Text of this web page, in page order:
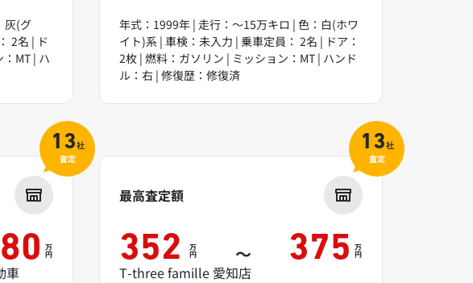
灰(グ
2名 | ド
MT | ハ
年式：1999年 | 走行：～15万キロ | 色：白(ホワ
イト)系 | 車検：未入力 | 乗車定員： 2名 | ドア：
2枚 | 燃料：ガソリン | ミッション：MT | ハンド
ル：右 | 修復歴：修復済
万
円
車
13社
査定
最高査定額
352 万
円 ～ 375 万
円
T-three famille 愛知店
13社
査定